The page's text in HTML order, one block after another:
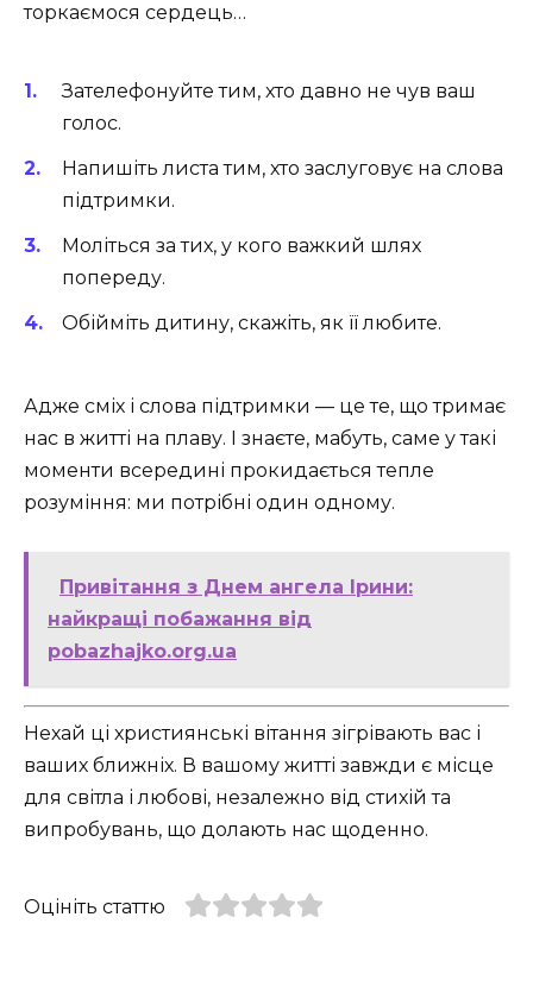
торкаємося сердець…
Зателефонуйте тим, хто давно не чув ваш
голос.
Напишіть листа тим, хто заслуговує на слова
підтримки.
Моліться за тих, у кого важкий шлях
попереду.
Обійміть дитину, скажіть, як її любите.
Адже сміх і слова підтримки — це те, що тримає
нас в житті на плаву. І знаєте, мабуть, саме у такі
моменти всередині прокидається тепле
розуміння: ми потрібні один одному.
Привітання з Днем ангела Ірини:
найкращі побажання від
pobazhajko.org.ua
Нехай ці християнські вітання зігрівають вас і
ваших ближніх. В вашому житті завжди є місце
для світла і любові, незалежно від стихій та
випробувань, що долають нас щоденно.
Оцініть статтю